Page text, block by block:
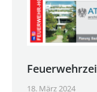
18. März 2024